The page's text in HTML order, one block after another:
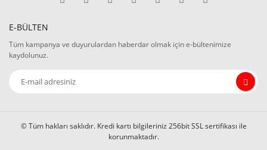
E-BÜLTEN
Tüm kampanya ve duyurulardan haberdar olmak için e-bültenimize
kaydolunuz.
© Tüm hakları saklıdır. Kredi kartı bilgileriniz 256bit SSL sertifikası ile
korunmaktadır.